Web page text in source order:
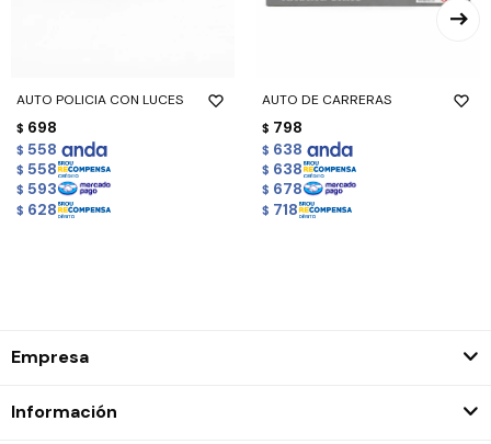
AUTO POLICIA CON LUCES
$ 698
$ 558
$ 558
$ 593
$ 628
AUTO DE CARRERAS
$ 798
$ 638
$ 638
$ 678
$ 718
Empresa
Información